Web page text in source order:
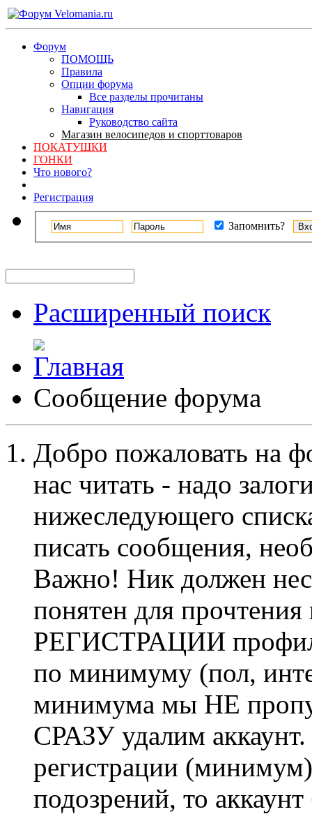
Форум
ПОМОЩЬ
Правила
Опции форума
Все разделы прочитаны
Навигация
Руководство сайта
Магазин велосипедов и спорттоваров
ПОКАТУШКИ
ГОНКИ
Что нового?
Регистрация
Запомнить?
Расширенный поиск
Сообщение форума
Добро пожаловать на
нас читать - надо
нижеследующего
писать сообщения,
Важно! Ник должен
понятен для
РЕГИСТРАЦИИ профиль
по минимуму (пол,
минимума мы НЕ
СРАЗУ удалим
регистрации
подозрений, то